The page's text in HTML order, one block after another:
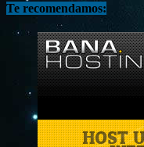
Te recomendamos: